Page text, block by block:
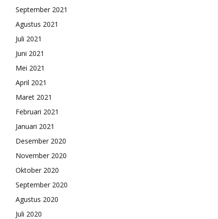
September 2021
Agustus 2021
Juli 2021
Juni 2021
Mei 2021
April 2021
Maret 2021
Februari 2021
Januari 2021
Desember 2020
November 2020
Oktober 2020
September 2020
Agustus 2020
Juli 2020